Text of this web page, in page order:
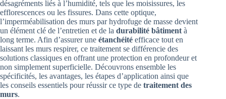
désagréments liés à l’humidité, tels que les moisissures, les
efflorescences ou les fissures. Dans cette optique,
l’imperméabilisation des murs par hydrofuge de masse devient
un élément clé de l’entretien et de la durabilité bâtiment à
long terme. Afin d’assurer une étanchéité efficace tout en
laissant les murs respirer, ce traitement se différencie des
solutions classiques en offrant une protection en profondeur et
non simplement superficielle. Découvrons ensemble les
spécificités, les avantages, les étapes d’application ainsi que
les conseils essentiels pour réussir ce type de traitement des
murs.